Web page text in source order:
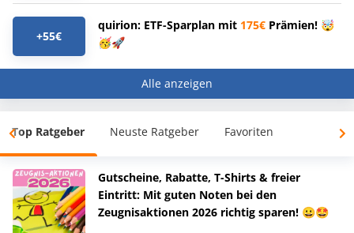
+55€
quirion: ETF-Sparplan mit 175€ Prämien! 🤯
🥳🚀
Alle anzeigen
Top Ratgeber Neuste Ratgeber Favoriten
Gutscheine, Rabatte, T-Shirts & freier
Eintritt: Mit guten Noten bei den
Zeugnisaktionen 2026 richtig sparen! 😀🤩